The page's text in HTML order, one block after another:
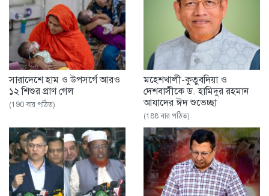
সারাদেশে হাম ও উপসর্গে আরও
১২ শিশুর প্রাণ গেল
(190 বার পঠিত)
মহেশখালী-কুতুবদিয়া ও
দেশবাসীকে ড. হামিদুর রহমান
আযাদের ঈদ শুভেচ্ছা
(188 বার পঠিত)